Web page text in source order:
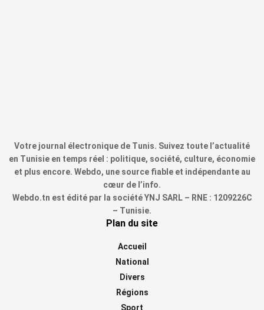
Votre journal électronique de Tunis. Suivez toute l’actualité
en Tunisie en temps réel : politique, société, culture, économie
et plus encore. Webdo, une source fiable et indépendante au
cœur de l’info.
Webdo.tn est édité par la société YNJ SARL – RNE : 1209226C
– Tunisie.
Plan du site
Accueil
National
Divers
Régions
Sport